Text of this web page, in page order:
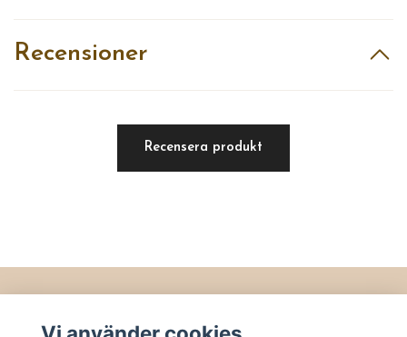
Recensioner
Recensera produkt